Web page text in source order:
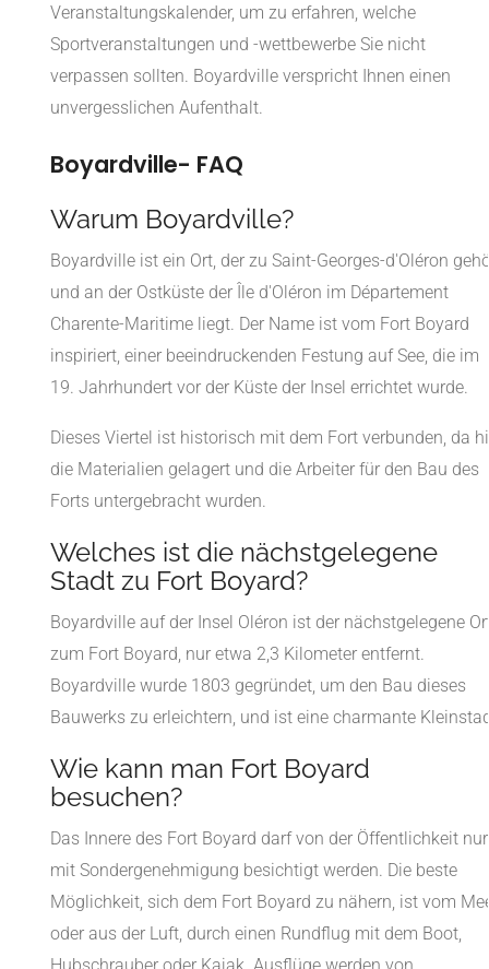
Veranstaltungskalender, um zu erfahren, welche
Sportveranstaltungen und -wettbewerbe Sie nicht
verpassen sollten. Boyardville verspricht Ihnen einen
unvergesslichen Aufenthalt.
Boyardville- FAQ
Warum Boyardville?
Boyardville ist ein Ort, der zu Saint-Georges-d'Oléron
und an der Ostküste der Île d'Oléron im Département
Charente-Maritime liegt. Der Name ist vom Fort Boyard
inspiriert, einer beeindruckenden Festung auf See, die im
19. Jahrhundert vor der Küste der Insel errichtet wurde.
Dieses Viertel ist historisch mit dem Fort verbunden, da
die Materialien gelagert und die Arbeiter für den Bau des
Forts untergebracht wurden.
Welches ist die nächstgelegene
Stadt zu Fort Boyard?
Boyardville auf der Insel Oléron ist der nächstgelegene
zum Fort Boyard, nur etwa 2,3 Kilometer entfernt.
Boyardville wurde 1803 gegründet, um den Bau dieses
Bauwerks zu erleichtern, und ist eine charmante
Wie kann man Fort Boyard
besuchen?
Das Innere des Fort Boyard darf von der Öffentlichkeit nur
mit Sondergenehmigung besichtigt werden. Die beste
Möglichkeit, sich dem Fort Boyard zu nähern, ist vom
oder aus der Luft, durch einen Rundflug mit dem Boot,